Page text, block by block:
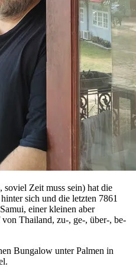
Zeit muss sein) hat die
sich und die letzten 7861
einer kleinen aber
Thailand, zu-, ge-, über-, be-
Bungalow unter Palmen in